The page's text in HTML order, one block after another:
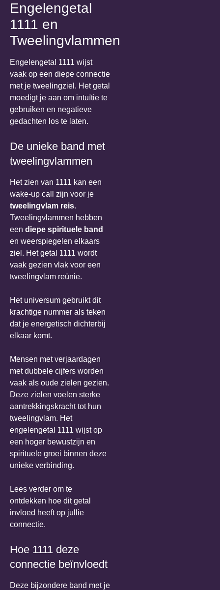
Engelengetal
1111 en
Tweelingvlammen
Engelengetal 1111 wijst
vaak op een diepe connectie
met je tweelingziel. Het getal
moedigt je aan om intuïtie te
gebruiken en negatieve
gedachten los te laten.
De unieke band met
tweelingvlammen
Het zien van 1111 kan een
wake-up call zijn voor je
tweelingvlam reis.
Tweelingvlammen hebben
een diepe spirituele band
en weerspiegelen elkaars
ziel. Het getal 1111 wordt
vaak gezien vlak voor een
tweelingvlam reünie.
Het universum gebruikt dit
krachtige nummer als teken
dat je energetisch dichterbij
elkaar komt.
Mensen met verjaardagen
met dubbele cijfers worden
vaak als oude zielen gezien.
Deze zielen voelen sterke
aantrekkingskracht tot hun
tweelingvlam. Het
engelengetal 1111 wijst op
een hoger bewustzijn en
spirituele groei binnen deze
unieke verbinding.
Lees verder om te
ontdekken hoe dit getal
invloed heeft op jullie
connectie.
Hoe 1111 deze
connectie beïnvloedt
Deze bijzondere band met je